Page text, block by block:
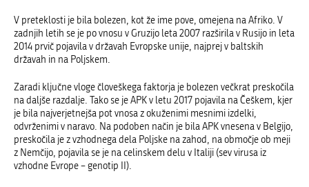
V preteklosti je bila bolezen, kot že ime pove, omejena na Afriko. V
zadnjih letih se je po vnosu v Gruzijo leta 2007 razširila v Rusijo in leta
2014 prvič pojavila v državah Evropske unije, najprej v baltskih
državah in na Poljskem.
Zaradi ključne vloge človeškega faktorja je bolezen večkrat preskočila
na daljše razdalje. Tako se je APK v letu 2017 pojavila na Češkem, kjer
je bila najverjetnejša pot vnosa z okuženimi mesnimi izdelki,
odvrženimi v naravo. Na podoben način je bila APK vnesena v Belgijo,
preskočila je z vzhodnega dela Poljske na zahod, na območje ob meji
z Nemčijo, pojavila se je na celinskem delu v Italiji (sev virusa iz
vzhodne Evrope – genotip II).